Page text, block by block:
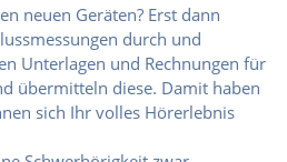
neuen Geräten? Erst dann
durch und
Unterlagen und Rechnungen für
übermitteln diese. Damit haben
sich Ihr volles Hörerlebnis